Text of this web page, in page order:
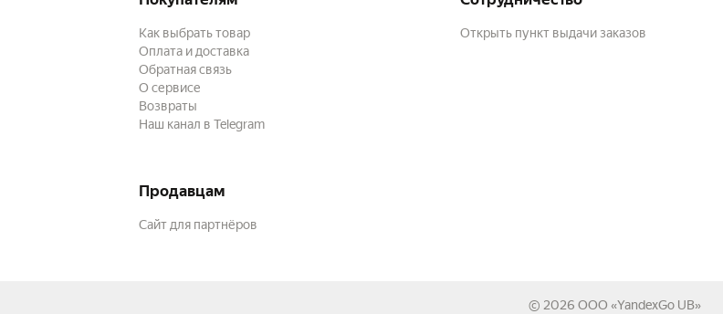
Как выбрать товар
Оплата и доставка
Обратная связь
О сервисе
Возвраты
Наш канал в Telegram
Открыть пункт выдачи заказов
Продавцам
Сайт для партнёров
© 2026 ООО «YandexGo UB»